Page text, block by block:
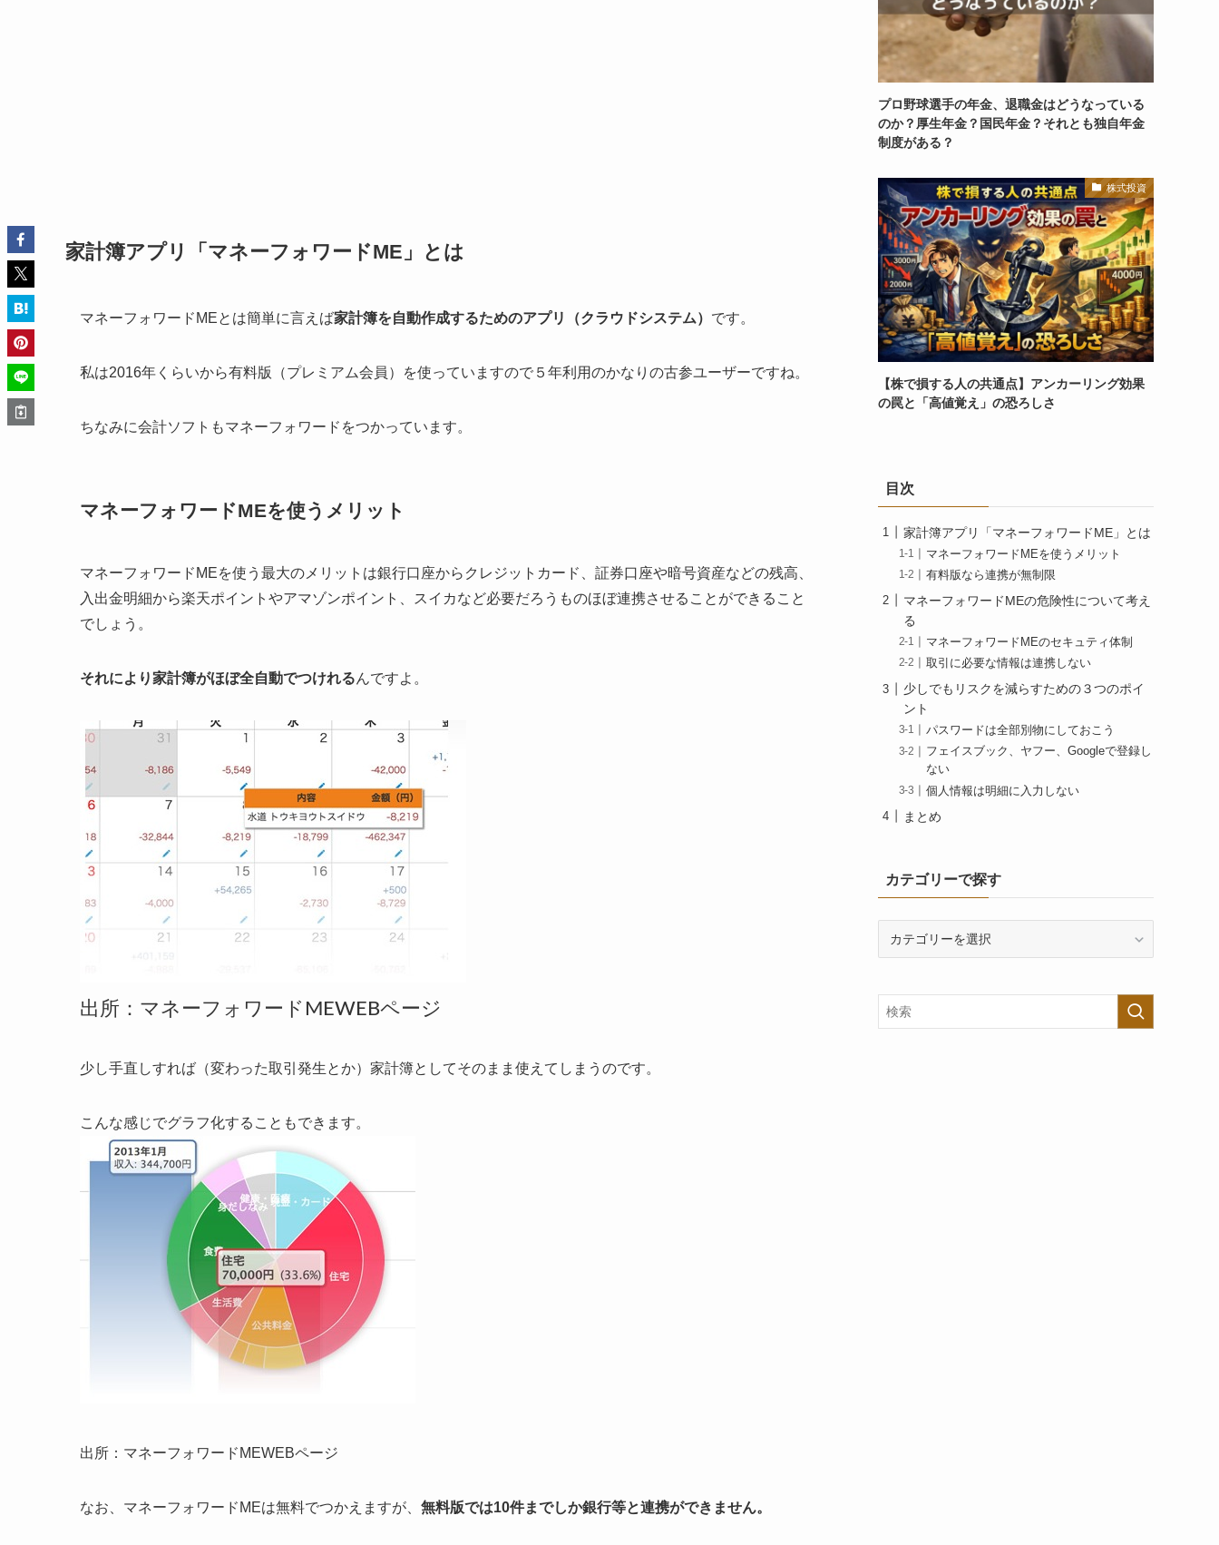
家計簿アプリ「マネーフォワードME」とは
マネーフォワードMEとは簡単に言えば家計簿を自動作成するためのアプリ（クラウドシステム） です。
私は2016年くらいから有料版（プレミアム会員）を使っていますので５年利用のかなりの古参ユーザーですね。
ちなみに会計ソフトもマネーフォワードをつかっています。
マネーフォワードMEを使うメリット
マネーフォワードMEを使う最大のメリットは銀行口座からクレジットカード、証券口座や暗号資産などの残高、
入出金明細から楽天ポイントやアマゾンポイント、スイカなど必要だろうものほぼ連携させることができること
でしょう。
それにより家計簿がほぼ全自動でつけれるんですよ。
出所：マネーフォワードMEWEBページ
少し手直しすれば（変わった取引発生とか）家計簿としてそのまま使えてしまうのです。
こんな感じでグラフ化することもできます。
出所：マネーフォワードMEWEBページ
なお、マネーフォワードMEは無料でつかえますが、 無料版では10件までしか銀行等と連携ができません。
プロ野球選手の年金、退職金はどうなっている
のか？厚生年金？国民年金？それとも独自年金
制度がある？
株式投資
【株で損する人の共通点】アンカーリング効果
の罠と「高値覚え」の恐ろしさ
目次
家計簿アプリ「マネーフォワードME」とは
マネーフォワードMEを使うメリット
有料版なら連携が無制限
マネーフォワードMEの危険性について考え
る
マネーフォワードMEのセキュティ体制
取引に必要な情報は連携しない
少しでもリスクを減らすための３つのポイ
ント
パスワードは全部別物にしておこう
フェイスブック、ヤフー、Googleで登録し
ない
個人情報は明細に入力しない
まとめ
カテゴリーで探す
ー
で